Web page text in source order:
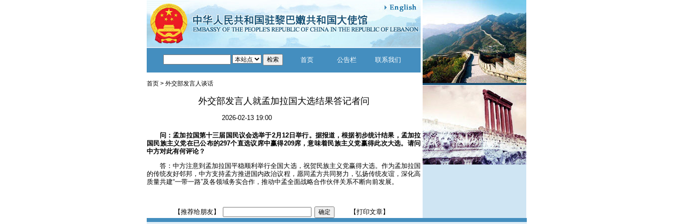
首页 公告栏 联系我们
首页 > 外交部发言人谈话
外交部发言人就孟加拉国大选结果答记者问
2026-02-13 19:00
问：孟加拉国第十三届国民议会选举于2月12日举行。据报道，根据初步统计结果，孟加拉
国民族主义党在已公布的297个直选议席中赢得209席，意味着民族主义党赢得此次大选。请问
中方对此有何评论？
答：中方注意到孟加拉国平稳顺利举行全国大选，祝贺民族主义党赢得大选。作为孟加拉国
的传统友好邻邦，中方支持孟方推进国内政治议程，愿同孟方共同努力，弘扬传统友谊，深化高
质量共建“一带一路”及各领域务实合作，推动中孟全面战略合作伙伴关系不断向前发展。
【推荐给朋友】 【打印文章】